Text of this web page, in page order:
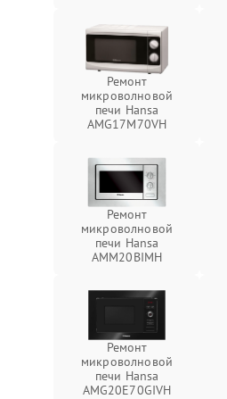
Ремонт
микроволновой
печи Hansa
AMG17M70VH
Ремонт
микроволновой
печи Hansa
AMM20BIMH
Ремонт
микроволновой
печи Hansa
AMG20E70GIVH